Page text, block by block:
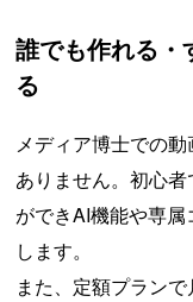
誰でも作れる・
る
メディア博士での
ありません。初心
ができAI機能や専
します。
また、定額プラン